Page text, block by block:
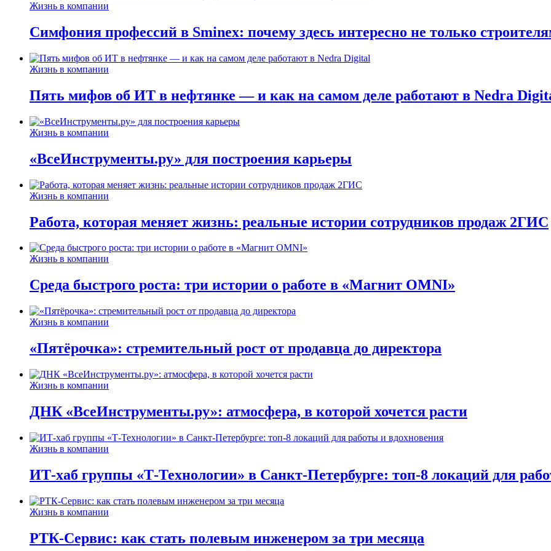
Жизнь в компании
Симфония профессий в Sminex: почему здесь интересно не только
Жизнь в компании
Пять мифов об ИТ в нефтянке — и как на самом деле работают в Nedra
Жизнь в компании
«ВсеИнструменты.ру» для построения карьеры
Жизнь в компании
Работа, которая меняет жизнь: реальные истории сотрудников продаж 2ГИС
Жизнь в компании
Среда быстрого роста: три истории о работе в «Магнит OMNI»
Жизнь в компании
«Пятёрочка»: стремительный рост от продавца до директора
Жизнь в компании
ДНК «ВсеИнструменты.ру»: атмосфера, в которой хочется расти
Жизнь в компании
ИТ-хаб группы «Т-Технологии» в Санкт-Петербурге: топ-8 локаций для
Жизнь в компании
РТК-Сервис: как стать полевым инженером за три месяца